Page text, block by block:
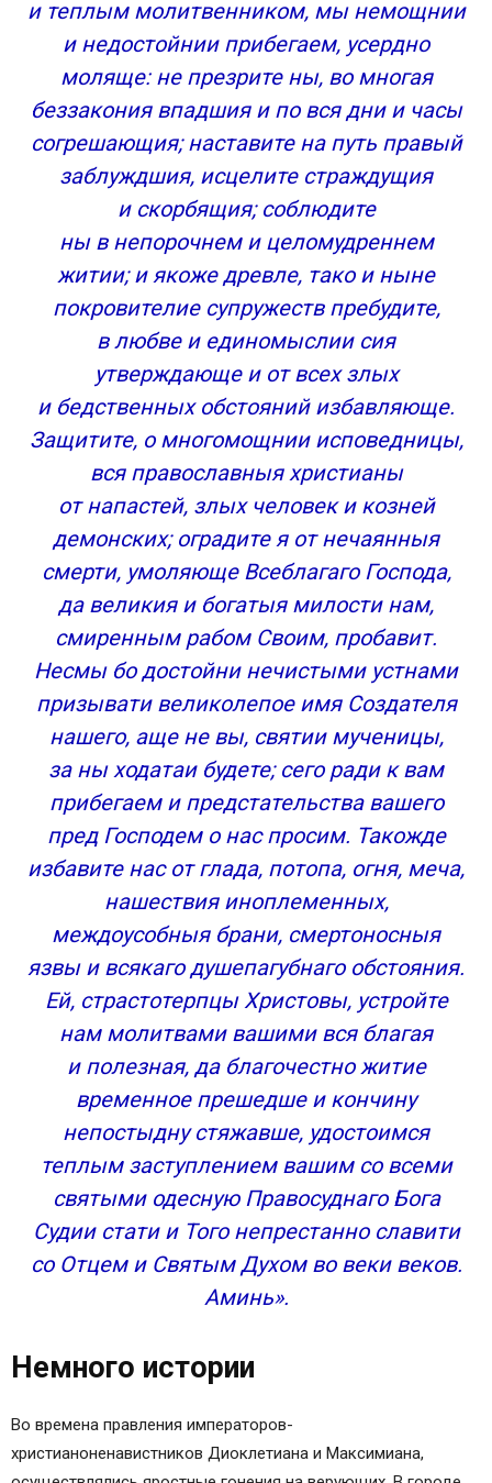
и теплым молитвенником, мы немощнии
и недостойнии прибегаем, усердно
моляще: не презрите ны, во многая
беззакония впадшия и по вся дни и часы
согрешающия; наставите на путь правый
заблуждшия, исцелите страждущия
и скорбящия; соблюдите
ны в непорочнем и целомудреннем
житии; и якоже древле, тако и ныне
покровителие супружеств пребудите,
в любве и единомыслии сия
утверждающе и от всех злых
и бедственных обстояний избавляюще.
Защитите, о многомощнии исповедницы,
вся православныя христианы
от напастей, злых человек и козней
демонских; оградите я от нечаянныя
смерти, умоляюще Всеблагаго Господа,
да великия и богатыя милости нам,
смиренным рабом Своим, пробавит.
Несмы бо достойни нечистыми устнами
призывати великолепое имя Создателя
нашего, аще не вы, святии мученицы,
за ны ходатаи будете; сего ради к вам
прибегаем и предстательства вашего
пред Господем о нас просим. Такожде
избавите нас от глада, потопа, огня, меча,
нашествия иноплеменных,
междоусобныя брани, смертоносныя
язвы и всякаго душепагубнаго обстояния.
Ей, страстотерпцы Христовы, устройте
нам молитвами вашими вся благая
и полезная, да благочестно житие
временное прешедше и кончину
непостыдну стяжавше, удостоимся
теплым заступлением вашим со всеми
святыми одесную Правосуднаго Бога
Судии стати и Того непрестанно славити
со Отцем и Святым Духом во веки веков.
Аминь».
Немного истории
Во времена правления императоров-
христианоненавистников Диоклетиана и Максимиана,